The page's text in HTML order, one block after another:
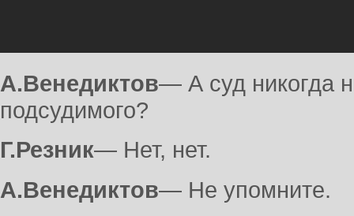
А.Венедиктов― А суд никогда
подсудимого?
Г.Резник― Нет, нет.
А.Венедиктов― Не упомните.